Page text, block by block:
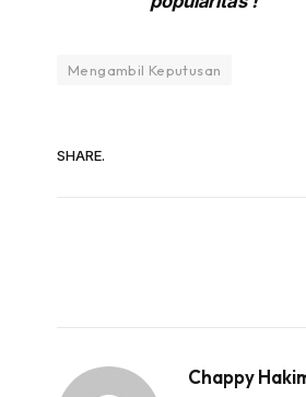
Mengambil Keputusan
SHARE.
Chappy